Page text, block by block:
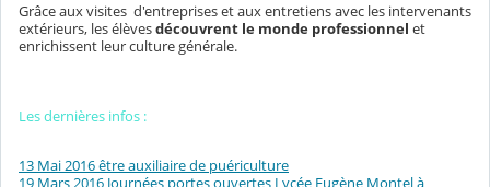
Grâce aux visites d'entreprises et aux entretiens avec les intervenants
extérieurs, les élèvesdécouvrent le monde professionnel et
enrichissent leur culture générale.
Les dernières infos :
13 Mai 2016 être auxiliaire de puériculture
19 Mars 2016 Journées portes ouvertes Lycée Eugène Montel à